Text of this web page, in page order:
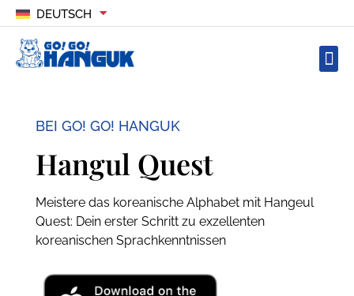
DEUTSCH
BEI GO! GO! HANGUK
Hangul Quest
Meistere das koreanische Alphabet mit Hangeul
Quest: Dein erster Schritt zu exzellenten
koreanischen Sprachkenntnissen